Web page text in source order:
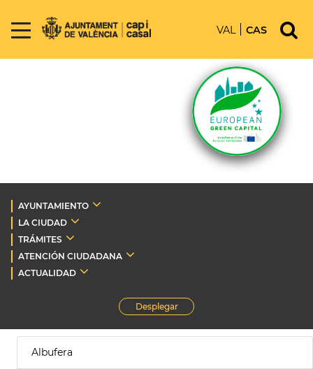
VAL CAS
AYUNTAMIENTO
LA CIUDAD
TRÁMITES
ATENCIÓN CIUDADANA
ACTUALIDAD
Desplegar
Albufera